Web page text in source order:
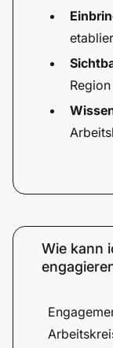
Region
Wie kann